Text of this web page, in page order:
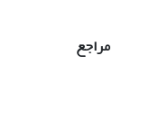
مراجع